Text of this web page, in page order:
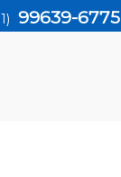
99639-6775